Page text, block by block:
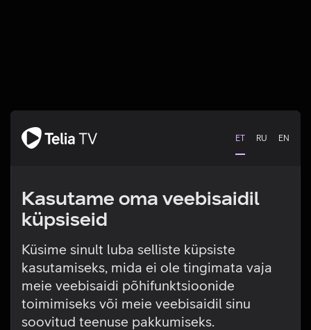
ET RU EN
Kasutame oma veebisaidil
küpsiseid
Küsime sinult luba selliste küpsiste
kasutamiseks, mida ei ole tingimata vaja
meie veebisaidi põhifunktsioonide
toimimiseks või meie veebisaidil sinu
soovitud teenuse pakkumiseks.
Tehniline viga